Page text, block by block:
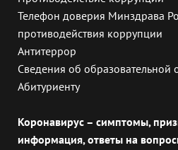
Телефон доверия Минздрава
противодействия коррупции
Антитеррор
Сведения об образовательной
Абитуриенту
Коронавирус – симптомы,
информация, ответы на